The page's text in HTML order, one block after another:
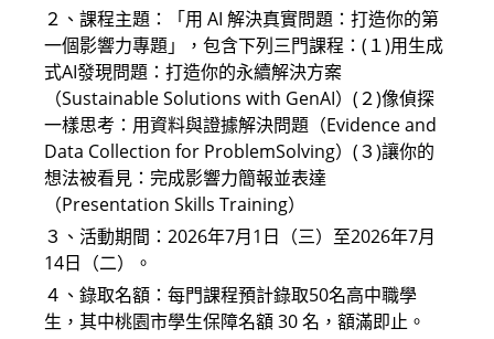
２、課程主題：「用 AI 解決真實問題：打造你的第
一個影響力專題」，包含下列三門課程：(１)用生成
式AI發現問題：打造你的永續解決方案
（Sustainable Solutions with GenAI）(２)像偵探
一樣思考：用資料與證據解決問題（Evidence and
Data Collection for ProblemSolving）(３)讓你的
想法被看見：完成影響力簡報並表達
（Presentation Skills Training）
３、活動期間：2026年7月1日（三）至2026年7月
14日（二）。
４、錄取名額：每門課程預計錄取50名高中職學
生，其中桃園市學生保障名額 30 名，額滿即止。